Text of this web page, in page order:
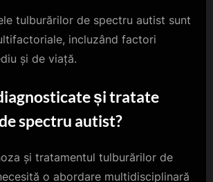
tulburărilor de spectru autist sunt
incluzând factori
și de viață.
și tratate
spectru autist?
și tratamentul tulburărilor de
o abordare multidisciplinară